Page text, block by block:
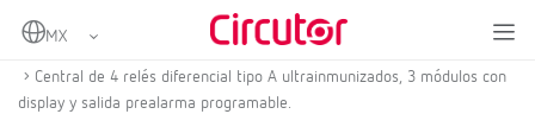
Home
Protección diferencial
Central de 4 relés diferencial tipo A ultrainmunizados, 3 módulos con
display y salida prealarma programable.